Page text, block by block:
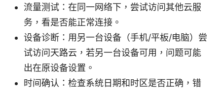
流量测试：在同一网络下，尝试访问其他云服
务，看是否能正常连接。
设备诊断：用另一台设备（手机/平板/电脑）尝
试访问天路云，若另一台设备可用，问题可能
出在原设备设置。
时间确认：检查系统日期和时区是否正确，错